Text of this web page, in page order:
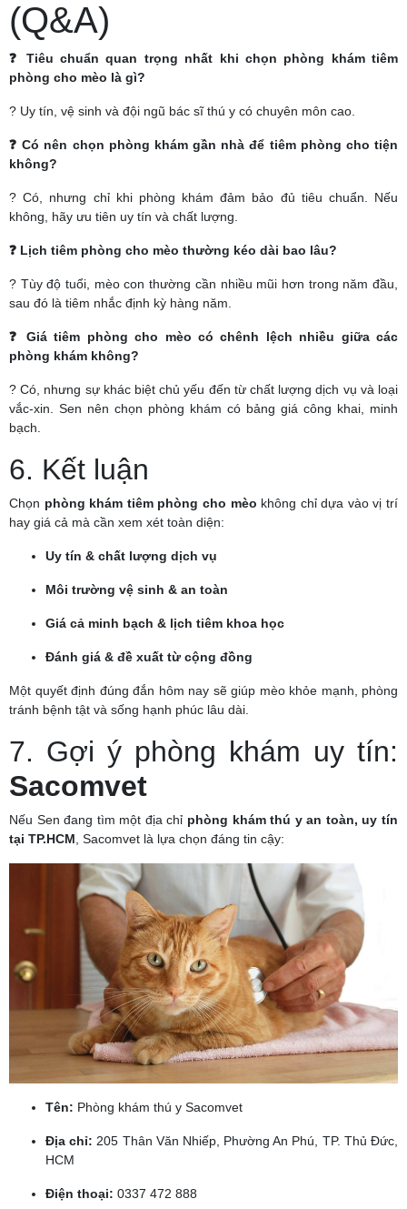
(Q&A)
❓ Tiêu chuẩn quan trọng nhất khi chọn phòng khám tiêm
phòng cho mèo là gì?
? Uy tín, vệ sinh và đội ngũ bác sĩ thú y có chuyên môn cao.
❓ Có nên chọn phòng khám gần nhà để tiêm phòng cho tiện
không?
? Có, nhưng chỉ khi phòng khám đảm bảo đủ tiêu chuẩn. Nếu
không, hãy ưu tiên uy tín và chất lượng.
❓ Lịch tiêm phòng cho mèo thường kéo dài bao lâu?
? Tùy độ tuổi, mèo con thường cần nhiều mũi hơn trong năm đầu,
sau đó là tiêm nhắc định kỳ hàng năm.
❓ Giá tiêm phòng cho mèo có chênh lệch nhiều giữa các
phòng khám không?
? Có, nhưng sự khác biệt chủ yếu đến từ chất lượng dịch vụ và loại
vắc-xin. Sen nên chọn phòng khám có bảng giá công khai, minh
bạch.
6. Kết luận
Chọn phòng khám tiêm phòng cho mèo không chỉ dựa vào vị trí
hay giá cả mà cần xem xét toàn diện:
Uy tín & chất lượng dịch vụ
Môi trường vệ sinh & an toàn
Giá cả minh bạch & lịch tiêm khoa học
Đánh giá & đề xuất từ cộng đồng
Một quyết định đúng đắn hôm nay sẽ giúp mèo khỏe mạnh, phòng
tránh bệnh tật và sống hạnh phúc lâu dài.
7. Gợi ý phòng khám uy tín:
Sacomvet
Nếu Sen đang tìm một địa chỉ phòng khám thú y an toàn, uy tín
tại TP.HCM , Sacomvet là lựa chọn đáng tin cậy:
Tên: Phòng khám thú y Sacomvet
Địa chỉ: 205 Thân Văn Nhiếp, Phường An Phú, TP. Thủ Đức,
HCM
Điện thoại: 0337 472 888